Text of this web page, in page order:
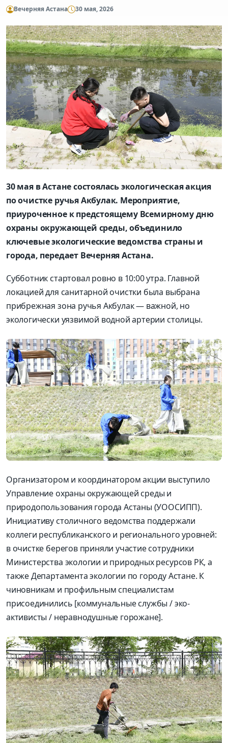
Вечерняя Астана 30 мая, 2026
30 мая в Астане состоялась экологическая акция
по очистке ручья Акбулак. Мероприятие,
приуроченное к предстоящему Всемирному дню
охраны окружающей среды, объединило
ключевые экологические ведомства страны и
города, передает Вечерняя Астана.
Субботник стартовал ровно в 10:00 утра. Главной
локацией для санитарной очистки была выбрана
прибрежная зона ручья Акбулак — важной, но
экологически уязвимой водной артерии столицы.
Организатором и координатором акции выступило
Управление охраны окружающей среды и
природопользования города Астаны (УООСИПП).
Инициативу столичного ведомства поддержали
коллеги республиканского и регионального уровней:
в очистке берегов приняли участие сотрудники
Министерства экологии и природных ресурсов РК, а
также Департамента экологии по городу Астане. К
чиновникам и профильным специалистам
присоединились [коммунальные службы / эко-
активисты / неравнодушные горожане].